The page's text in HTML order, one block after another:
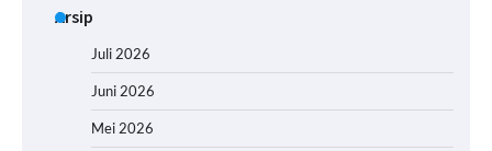
Arsip
Juli 2026
Juni 2026
Mei 2026